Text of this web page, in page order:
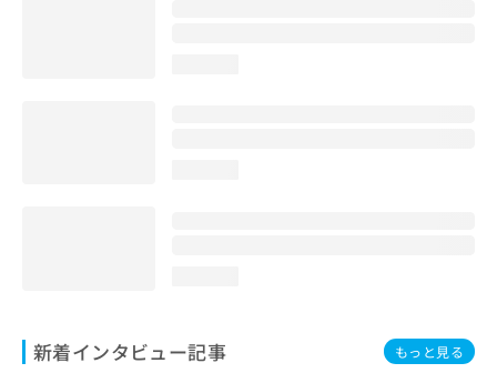
新着インタビュー記事 もっと見る